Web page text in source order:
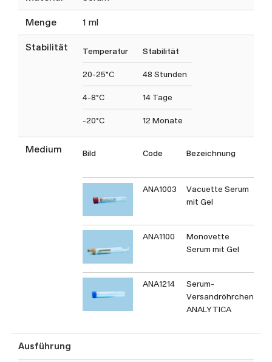
Menge 1 ml
Stabilität Temperatur Stabilität
20-25°C 48 Stunden
4-8°C 14 Tage
-20°C 12 Monate
Medium Bild Code Bezeichnung
ANA1003
Vacuette Serum
mit Gel
ANA1100
Monovette
Serum mit Gel
ANA1214
Serum-
Versandröhrchen
ANALYTICA
Ausführung